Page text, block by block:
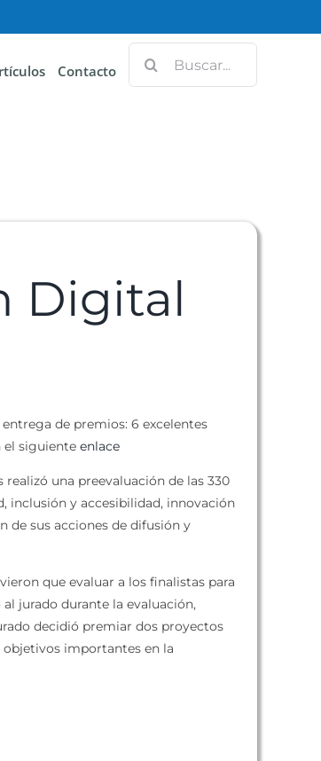
Contacto
Digital
de premios: 6 excelentes
el siguiente enlace
una preevaluación de las 330
inclusión y accesibilidad, innovación
de sus acciones de difusión y
que evaluar a los finalistas para
jurado durante la evaluación,
decidió premiar dos proyectos
importantes en la